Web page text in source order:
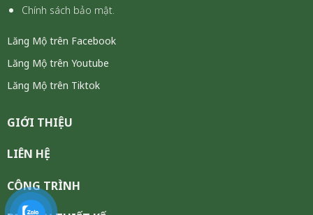
Chính sách bảo mật.
Lăng Mộ trên Facebook
Lăng Mộ trên Youtube
Lăng Mộ trên Tiktok
GIỚI THIỆU
LIÊN HỆ
CÔNG TRÌNH